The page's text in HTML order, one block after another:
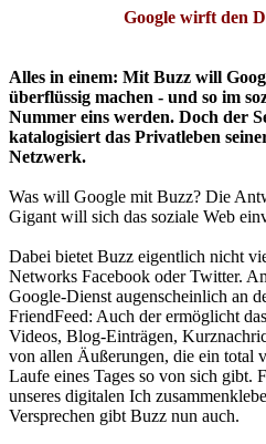
Google wirft den
Alles in einem: Mit Buzz will
überflüssig machen - und so im
Nummer eins werden. Doch der
katalogisiert das Privatleben
Netzwerk.
Was will Google mit Buzz? Die
Gigant will sich das soziale Web
Dabei bietet Buzz eigentlich nicht
Networks Facebook oder Twitter.
Google-Dienst augenscheinlich an
FriendFeed: Auch der ermöglicht
Videos, Blog-Einträgen,
von allen Äußerungen, die ein total
Laufe eines Tages so von sich gibt.
unseres digitalen Ich
Versprechen gibt Buzz nun auch.